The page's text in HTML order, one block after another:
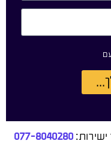
077-8040280